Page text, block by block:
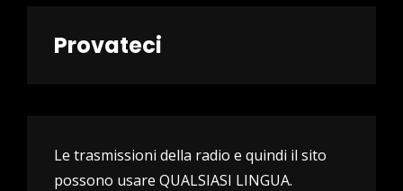
Provateci
Le trasmissioni della radio e quindi il sito
possono usare QUALSIASI LINGUA.